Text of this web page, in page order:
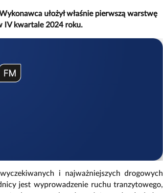
ułożył właśnie pierwszą warstwę
IV kwartale 2024 roku.
i najważniejszych drogowych
jest wyprowadzenie ruchu tranzytowego,